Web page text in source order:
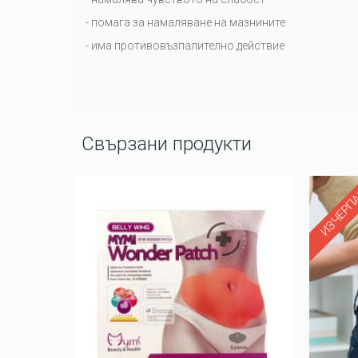
- помага за намаляване на мазнините
- има противовъзпалително действие
Свързани продукти